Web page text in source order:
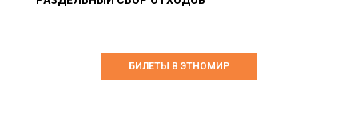
БИЛЕТЫ В ЭТНОМИР